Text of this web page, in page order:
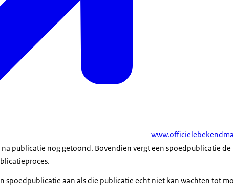
na publicatie nog getoond. Bovendien vergt een spoedpublicatie
spoedpublicatie aan als die publicatie echt niet kan wachten tot